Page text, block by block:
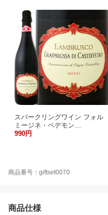
スパークリングワイン フォル
ミージネ・ペデモン…
990円
商品番号：giftset0070
商品仕様